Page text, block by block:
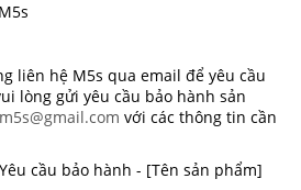
liên hệ M5s qua email để yêu cầu
lòng gửi yêu cầu bảo hành sản
với các thông tin cần
cầu bảo hành - [Tên sản phẩm]